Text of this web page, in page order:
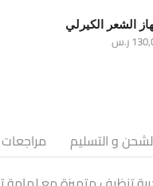
الشعر الكيرلي
ر.س
و التسليم
مراجعات